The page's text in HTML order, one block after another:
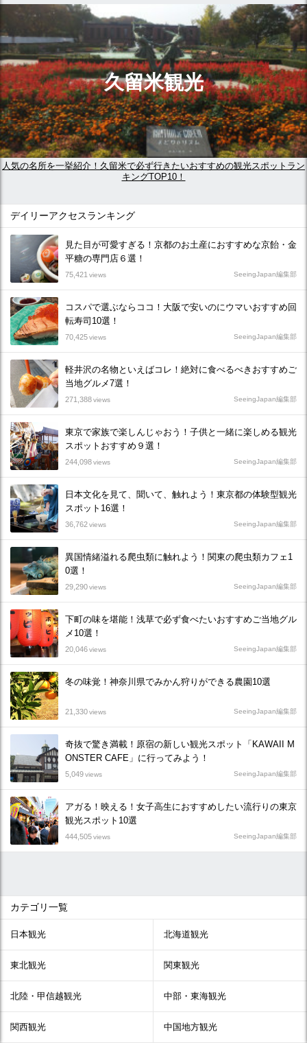
久留米観光
人気の名所を一挙紹介！久留米で必ず行きたいおすすめの観光スポットラン
キングTOP10！
デイリーアクセスランキング
見た目が可愛すぎる！京都のお土産におすすめな京飴・金
平糖の専門店６選！
75,421 views SeeingJapan編集部
コスパで選ぶならココ！大阪で安いのにウマいおすすめ回
転寿司10選！
70,425views SeeingJapan編集部
軽井沢の名物といえばコレ！絶対に食べるべきおすすめご
当地グルメ7選！
271,388views SeeingJapan編集部
東京で家族で楽しんじゃおう！子供と一緒に楽しめる観光
スポットおすすめ９選！
244,098views SeeingJapan編集部
日本文化を見て、聞いて、触れよう！東京都の体験型観光
スポット16選！
36,762views SeeingJapan編集部
異国情緒溢れる爬虫類に触れよう！関東の爬虫類カフェ1
0選！
29,290views SeeingJapan編集部
下町の味を堪能！浅草で必ず食べたいおすすめご当地グル
メ10選！
20,046views SeeingJapan編集部
冬の味覚！神奈川県でみかん狩りができる農園10選
21,330views SeeingJapan編集部
奇抜で驚き満載！原宿の新しい観光スポット「KAWAII M
ONSTER CAFE」に行ってみよう！
5,049views SeeingJapan編集部
アガる！映える！女子高生におすすめしたい流行りの東京
観光スポット10選
444,505views SeeingJapan編集部
カテゴリ一覧
日本観光 北海道観光
東北観光 関東観光
北陸・甲信越観光 中部・東海観光
関西観光 中国地方観光